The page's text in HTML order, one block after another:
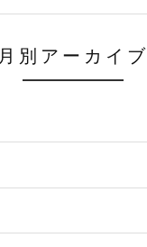
月別アーカイブ